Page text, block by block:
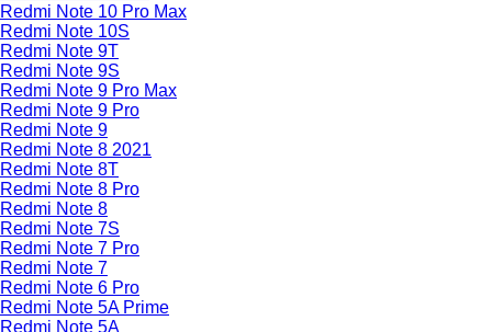
Redmi Note 10 Pro Max
Redmi Note 10S
Redmi Note 9T
Redmi Note 9S
Redmi Note 9 Pro Max
Redmi Note 9 Pro
Redmi Note 9
Redmi Note 8 2021
Redmi Note 8T
Redmi Note 8 Pro
Redmi Note 8
Redmi Note 7S
Redmi Note 7 Pro
Redmi Note 7
Redmi Note 6 Pro
Redmi Note 5A Prime
Redmi Note 5A